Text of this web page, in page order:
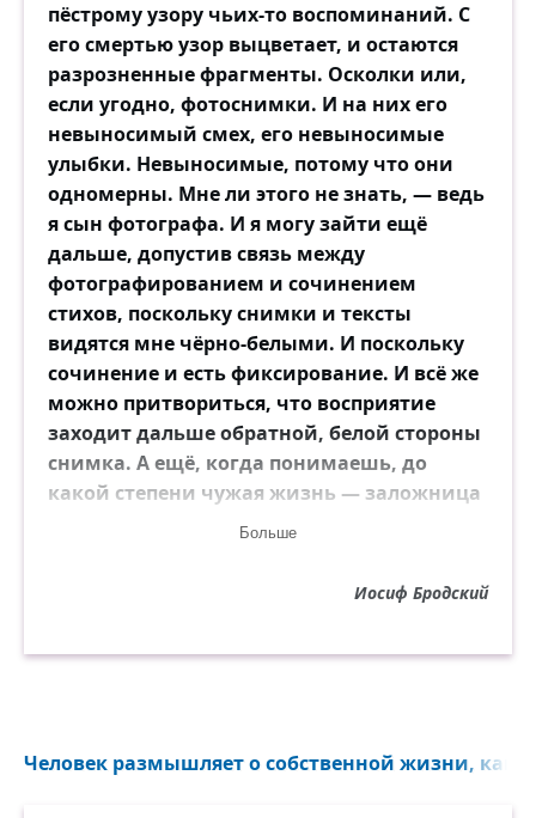
пёстрому узору чьих-то воспоминаний. С
его смертью узор выцветает, и остаются
разрозненные фрагменты. Осколки или,
если угодно, фотоснимки. И на них его
невыносимый смех, его невыносимые
улыбки. Невыносимые, потому что они
одномерны. Мне ли этого не знать, — ведь
я сын фотографа. И я могу зайти ещё
дальше, допустив связь между
фотографированием и сочинением
стихов, поскольку снимки и тексты
видятся мне чёрно-белыми. И поскольку
сочинение и есть фиксирование. И всё же
можно притвориться, что восприятие
заходит дальше обратной, белой стороны
снимка. А ещё, когда понимаешь, до
какой степени чужая жизнь — заложница
твоей памяти, хочется отпрянуть от
Больше
Иосиф Бродский
Человек размышляет о собственной жизни, как